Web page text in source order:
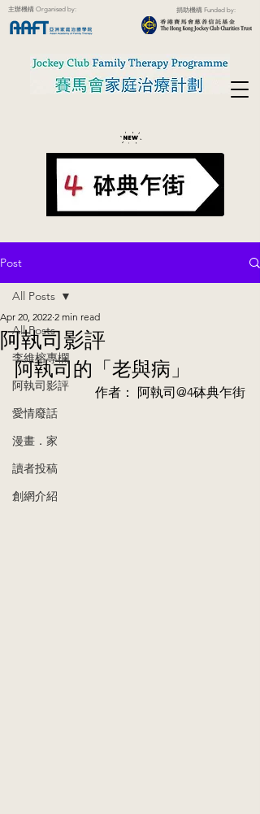
主辦機構 Organised by: 捐助機構 Funded by:
Post
All Posts
李維榕專欄
阿執司影評
愛情廢話
漫畫．家
讀者投稿
創網介紹
All Posts
阿執司影評
Apr 20, 2022 2 min read
阿執司的「老與病」
作者： 阿執司@4砵典乍街